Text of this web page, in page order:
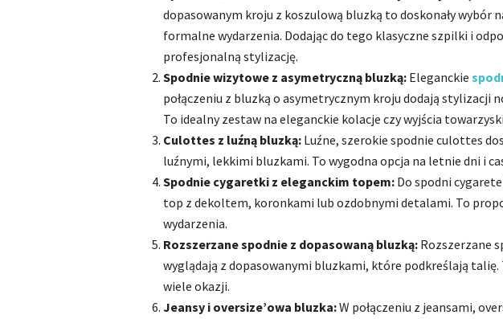
dopasowanym kroju z koszulową bluzką to doskonały wybór
formalne wydarzenia. Dodając do tego klasyczne szpilki i
profesjonalną stylizację.
Spodnie wizytowe z asymetryczną bluzką: Eleganckie
połączeniu z bluzką o asymetrycznym kroju dodają stylizacji
To idealny zestaw na eleganckie kolacje czy wyjścia
Culottes z luźną bluzką: Luźne, szerokie spodnie culottes
luźnymi, lekkimi bluzkami. To wygodna opcja na letnie dni i
Spodnie cygaretki z eleganckim topem: Do spodni
top z dekoltem, koronkami lub ozdobnymi detalami. To
wydarzenia.
Rozszerzane spodnie z dopasowaną bluzką: Rozszerzane
wyglądają z dopasowanymi bluzkami, które podkreślają
wiele okazji.
Jeansy i oversize’owa bluzka:W połączeniu z jeansami,